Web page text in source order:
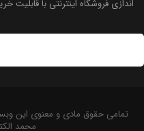
اندازی فروشگاه اینترنتی با
تمامی حقوق مادی و معنوی این
محمد